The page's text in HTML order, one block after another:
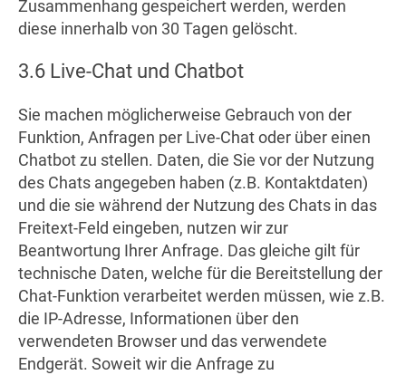
Zusammenhang gespeichert werden, werden
diese innerhalb von 30 Tagen gelöscht.
3.6 Live-Chat und Chatbot
Sie machen möglicherweise Gebrauch von der
Funktion, Anfragen per Live-Chat oder über einen
Chatbot zu stellen. Daten, die Sie vor der Nutzung
des Chats angegeben haben (z.B. Kontaktdaten)
und die sie während der Nutzung des Chats in das
Freitext-Feld eingeben, nutzen wir zur
Beantwortung Ihrer Anfrage. Das gleiche gilt für
technische Daten, welche für die Bereitstellung der
Chat-Funktion verarbeitet werden müssen, wie z.B.
die IP-Adresse, Informationen über den
verwendeten Browser und das verwendete
Endgerät. Soweit wir die Anfrage zu